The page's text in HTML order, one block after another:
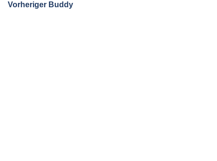
Vorheriger Buddy